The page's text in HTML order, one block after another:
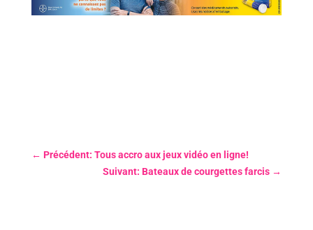
← Précédent: Tous accro aux jeux vidéo en ligne!
Suivant: Bateaux de courgettes farcis →